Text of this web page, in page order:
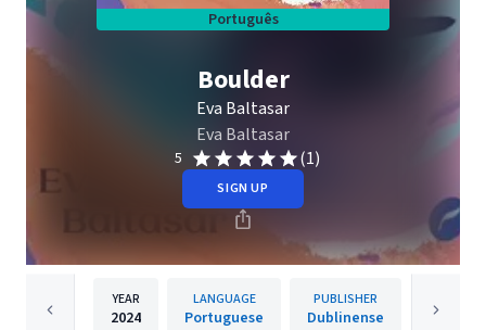
Português
Boulder
Eva Baltasar
Eva Baltasar
5 (1)
SIGN UP
YEAR
2024
LANGUAGE
Portuguese
PUBLISHER
Dublinense